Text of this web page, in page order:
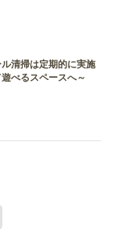
清掃は定期的に実施
べるスペースへ～